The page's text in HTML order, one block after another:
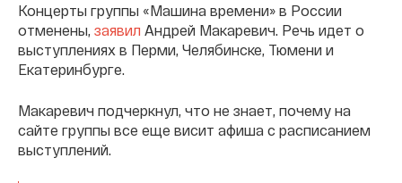
Концерты группы «Машина времени» в России
отменены, заявил Андрей Макаревич. Речь идет о
выступлениях в Перми, Челябинске, Тюмени и
Екатеринбурге.
Макаревич подчеркнул, что не знает, почему на
сайте группы все еще висит афиша с расписанием
выступлений.